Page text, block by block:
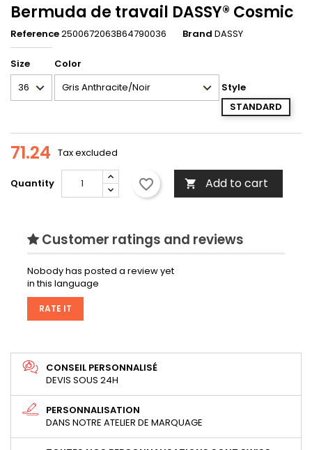
Bermuda de travail DASSY® Cosmic
Reference2500672063B64790036 Brand DASSY
Size
Color
Style
STANDARD
71.24 Tax excluded
Quantity favorite_border  Add to cart
Customer ratings and reviews
Nobody has posted a review yet
in this language
RATE IT
CONSEIL PERSONNALISÉ
DEVIS SOUS 24H
PERSONNALISATION
DANS NOTRE ATELIER DE MARQUAGE